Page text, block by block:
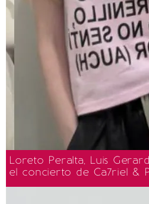
Loreto Peralta, Luis
el concierto de Ca7riel &